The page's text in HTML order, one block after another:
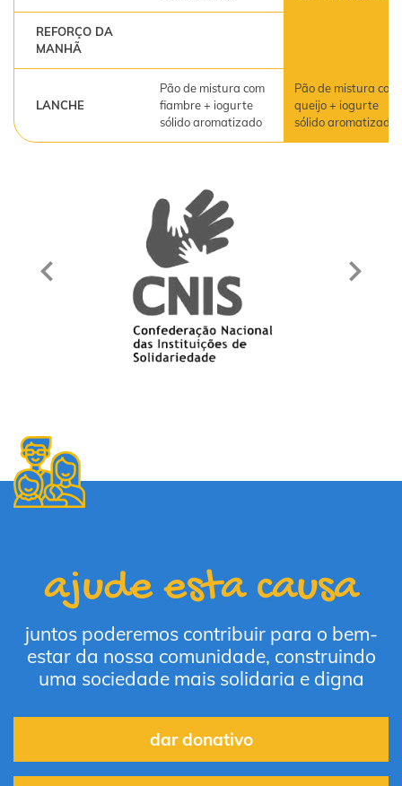
REFORÇO DA
MANHÃ
LANCHE
Pão de mistura com
fiambre + iogurte
sólido aromatizado
Pão de mistura com
queijo + iogurte
sólido aromatizado
ajude esta causa
juntos poderemos contribuir para o bem-
estar da nossa comunidade, construindo
uma sociedade mais solidaria e digna
dar donativo